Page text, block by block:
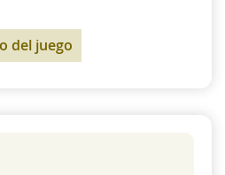
del juego